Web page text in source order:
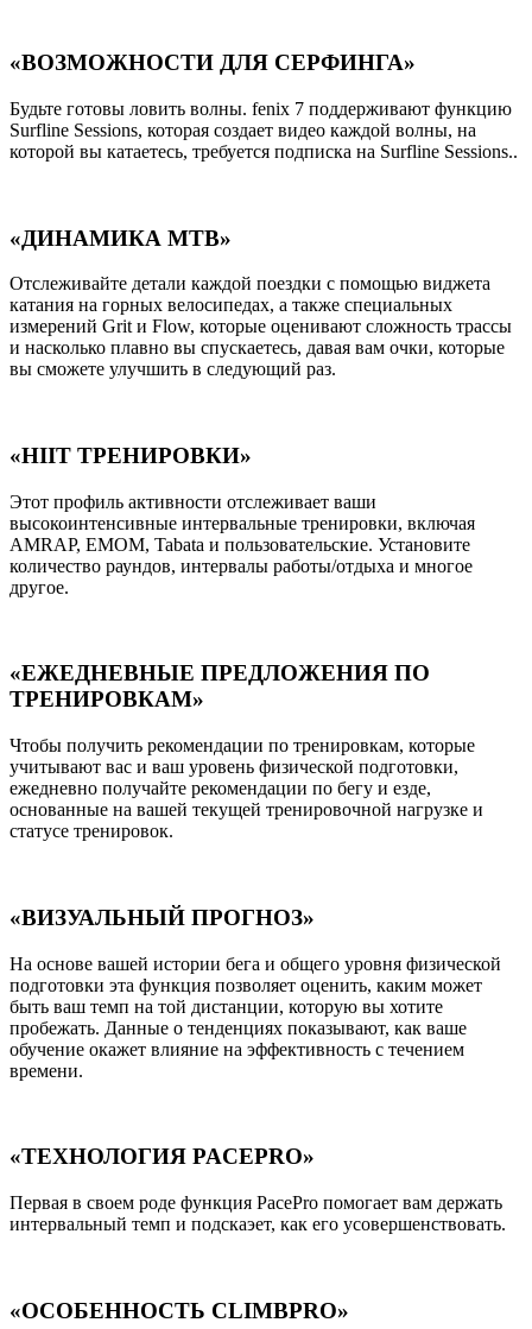
«ВОЗМОЖНОСТИ ДЛЯ СЕРФИНГА»
Будьте готовы ловить волны. fenix 7 поддерживают функцию
Surfline Sessions, которая создает видео каждой волны, на
которой вы катаетесь, требуется подписка на Surfline Sessions..
«ДИНАМИКА MTB»
Отслеживайте детали каждой поездки с помощью виджета
катания на горных велосипедах, а также специальных
измерений Grit и Flow, которые оценивают сложность трассы
и насколько плавно вы спускаетесь, давая вам очки, которые
вы сможете улучшить в следующий раз.
«HIIT ТРЕНИРОВКИ»
Этот профиль активности отслеживает ваши
высокоинтенсивные интервальные тренировки, включая
AMRAP, EMOM, Tabata и пользовательские. Установите
количество раундов, интервалы работы/отдыха и многое
другое.
«ЕЖЕДНЕВНЫЕ ПРЕДЛОЖЕНИЯ ПО
ТРЕНИРОВКАМ»
Чтобы получить рекомендации по тренировкам, которые
учитывают вас и ваш уровень физической подготовки,
ежедневно получайте рекомендации по бегу и езде,
основанные на вашей текущей тренировочной нагрузке и
статусе тренировок.
«ВИЗУАЛЬНЫЙ ПРОГНОЗ»
На основе вашей истории бега и общего уровня физической
подготовки эта функция позволяет оценить, каким может
быть ваш темп на той дистанции, которую вы хотите
пробежать. Данные о тенденциях показывают, как ваше
обучение окажет влияние на эффективность с течением
времени.
«ТЕХНОЛОГИЯ PACEPRO»
Первая в своем роде функция PacePro помогает вам держать
интервальный темп и подскаэет, как его усовершенствовать.
«ОСОБЕННОСТЬ CLIMBPRO»